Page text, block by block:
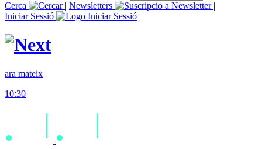
Cerca
| Newsletters
|
Iniciar Sessió
ara mateix
10:30